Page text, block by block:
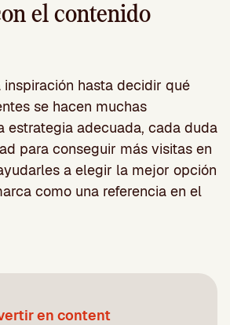
el contenido
inspiración hasta decidir qué
se hacen muchas
estrategia adecuada, cada duda
para conseguir más visitas en
a elegir la mejor opción
como una referencia en el
en content